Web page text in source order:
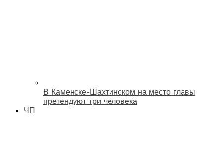
В Каменске-Шахтинском на место главы
претендуют три человека
ЧП